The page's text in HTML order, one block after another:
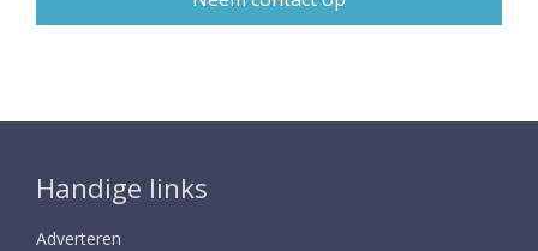
Handige links
Adverteren